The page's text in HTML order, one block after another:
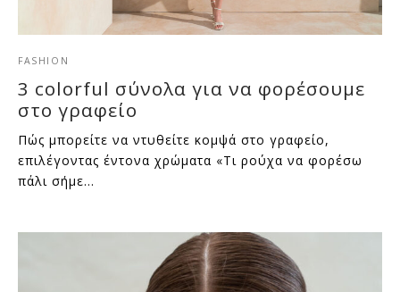
FASHION
3 colorful σύνολα για να φορέσουμε
στο γραφείο
Πώς μπορείτε να ντυθείτε κομψά στο γραφείο,
επιλέγοντας έντονα χρώματα «Τι ρούχα να φορέσω
πάλι σήμε…